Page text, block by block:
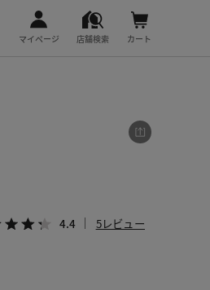
マイページ 店舗検索 カート
4.4 5レビュー